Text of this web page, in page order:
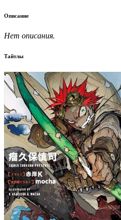
Описание
Нет описания.
Тайтлы